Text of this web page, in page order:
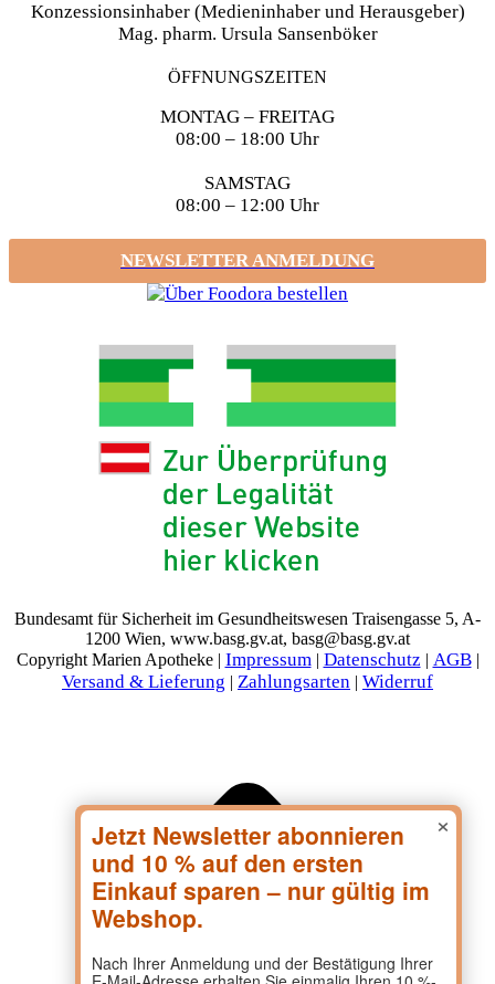
Konzessionsinhaber (Medieninhaber und Herausgeber)
Mag. pharm. Ursula Sansenböker
ÖFFNUNGSZEITEN
MONTAG – FREITAG
08:00 – 18:00 Uhr
SAMSTAG
08:00 – 12:00 Uhr
NEWSLETTER ANMELDUNG
Bundesamt für Sicherheit im Gesundheitswesen Traisengasse 5, A-
1200 Wien, www.basg.gv.at, basg@basg.gv.at
Copyright Marien Apotheke | Impressum| Datenschutz | AGB|
Versand & Lieferung | Zahlungsarten | Widerruf
×